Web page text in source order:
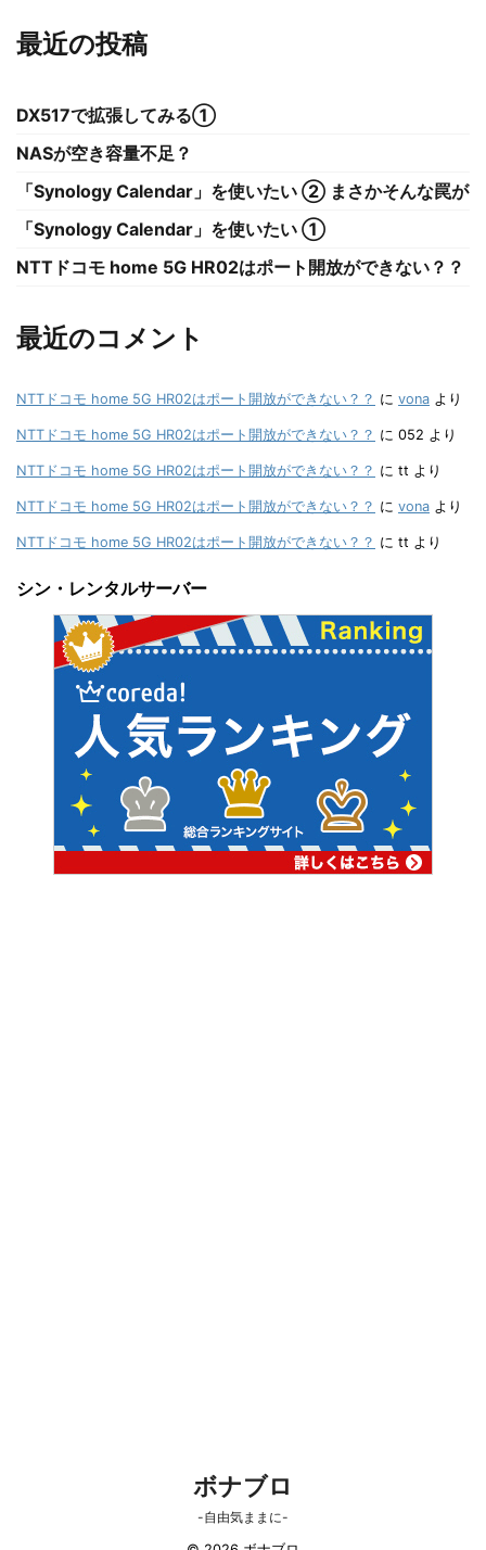
最近の投稿
DX517で拡張してみる①
NASが空き容量不足？
「Synology Calendar」を使いたい ② まさかそんな罠が
「Synology Calendar」を使いたい ①
NTTドコモ home 5G HR02はポート開放ができない？？
最近のコメント
NTTドコモ home 5G HR02はポート開放ができない？？ に vona より
NTTドコモ home 5G HR02はポート開放ができない？？ に 052 より
NTTドコモ home 5G HR02はポート開放ができない？？ に tt より
NTTドコモ home 5G HR02はポート開放ができない？？ に vona より
NTTドコモ home 5G HR02はポート開放ができない？？ に tt より
シン・レンタルサーバー
ボナブロ
-自由気ままに-